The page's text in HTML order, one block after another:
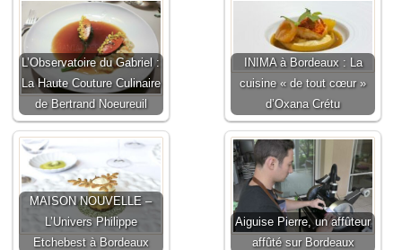
L’Observatoire du Gabriel :
La Haute Couture Culinaire
de Bertrand Noeureuil
INIMA à Bordeaux : La
cuisine « de tout cœur »
d’Oxana Crétu
MAISON NOUVELLE –
L’Univers Philippe
Etchebest à Bordeaux
Aiguise Pierre, un affûteur
affûté sur Bordeaux